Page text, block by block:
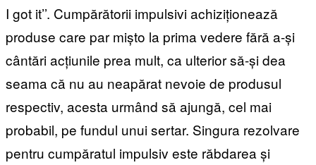
I got it’’. Cumpărătorii impulsivi achiziționează
produse care par mișto la prima vedere fără a-și
cântări acțiunile prea mult, ca ulterior să-și dea
seama că nu au neapărat nevoie de produsul
respectiv, acesta urmând să ajungă, cel mai
probabil, pe fundul unui sertar. Singura rezolvare
pentru cumpăratul impulsiv este răbdarea și